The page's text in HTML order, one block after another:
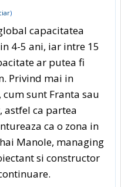
)
capacitatea
4-5 ani, iar intre 15
ar putea fi
Privind mai in
sunt Franta sau
astfel ca partea
ca o zona in
Manole, managing
si constructor